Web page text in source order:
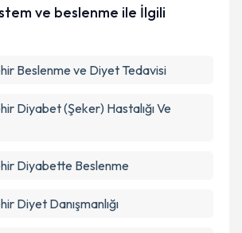
ve beslenme ile İlgili
Beslenme ve Diyet Tedavisi
Diyabet (Şeker) Hastalığı Ve
Diyabette Beslenme
Diyet Danışmanlığı